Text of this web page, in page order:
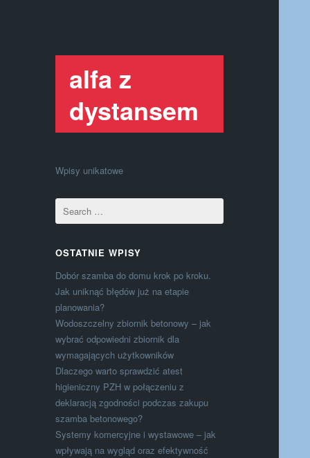
alfa z
dystansem
Wpisy unikatowe
OSTATNIE WPISY
Dobór szamba do domu krok po kroku.
Jak uniknąć błędów już na etapie
planowania?
Wodoszczelny zbiornik betonowy – jak
wybrać odpowiedni zbiornik dla
wymagających użytkowników
Dlaczego warto sprawdzić atest
higieniczny PZH w połączeniu z
deklaracją zgodności podczas zakupu
szamba betonowego?
Systemy komercyjne i wystawowe – jak
wpływają na wygląd oraz efektywność